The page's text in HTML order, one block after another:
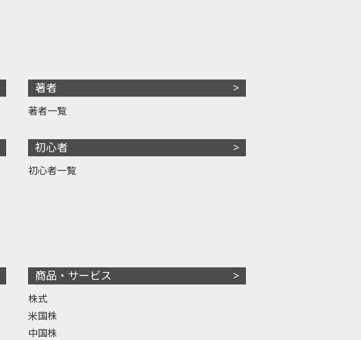
著者
著者一覧
初心者
初心者一覧
商品・サービス
株式
米国株
中国株